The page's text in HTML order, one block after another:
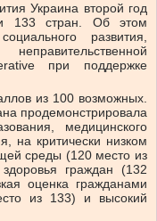
Украина второй год
133 стран. Об этом
развития,
при поддержке
из 100 возможных.
продемонстрировала
медицинского
на критически низком
среды (120 место из
граждан (132
оценка гражданами
из 133) и высокий